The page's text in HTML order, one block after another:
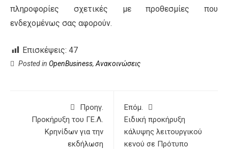
πληροφορίες σχετικές με προθεσμίες που
ενδεχομένως σας αφορούν.
Επισκέψεις: 47
Posted in OpenBusiness, Ανακοινώσεις
Προηγ.
Προκήρυξη του ΓΕ.Λ.
Κρηνίδων για την
εκδήλωση
Επόμ.
Ειδική προκήρυξη
κάλυψης λειτουργικού
κενού σε Πρότυπο